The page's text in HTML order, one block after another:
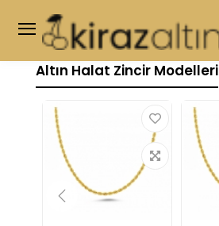
Altın Halat Zincir Modelleri